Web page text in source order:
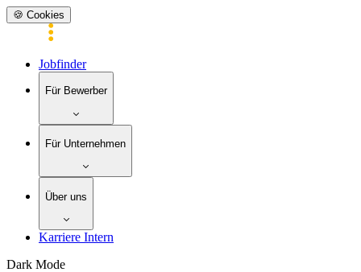
🍪 Cookies
Jobfinder
Für Bewerber
Für Unternehmen
Über uns
Karriere Intern
Dark Mode